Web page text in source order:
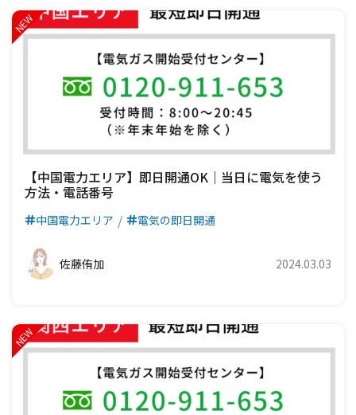
【中国電力エリア】即日開通OK｜当日に電気を使う
方法・電話番号
中国電力エリア 電気の即日開通
佐藤侑加 2024.03.03